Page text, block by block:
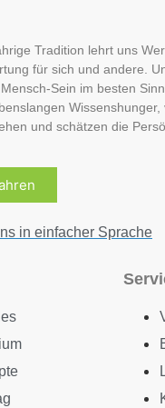
Tradition lehrt uns
für sich und andere.
Sein im besten Sinn.
und schätzen die
in einfacher Sprache